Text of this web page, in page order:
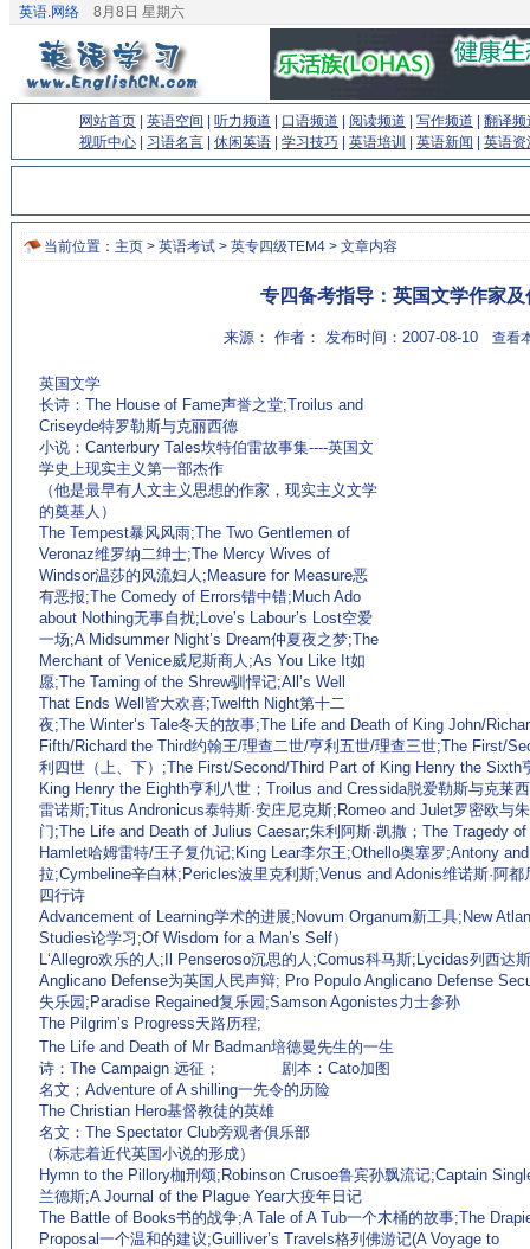
英语.网络 8月8日 星期六
网站首页 英语空间 听力频道 口语频道 阅读频道 写作频道
翻译频
视听中心
习语名言 休闲英语 学习技巧 英语培训 英语新闻 英语资
当前位置： 主页 > 英语考试 > 英专四级TEM4 > 文章内容
专四备考指导：英国文学作家及
来源： 作者： 发布时间：2007-08-10 查看
英国文学
长诗：The House of Fame声誉之堂;Troilus and
Criseyde特罗勒斯与克丽西德
小说：Canterbury Tales坎特伯雷故事集----英国文
学史上现实主义第一部杰作
（他是最早有人文主义思想的作家，现实主义文学
的奠基人）
The Tempest暴风风雨;The Two Gentlemen of
Veronaz维罗纳二绅士;The Mercy Wives of
Windsor温莎的风流妇人;Measure for Measure恶
有恶报;The Comedy of Errors错中错;Much Ado
about Nothing无事自扰;Love’s Labour’s Lost空爱
一场;A Midsummer Night’s Dream仲夏夜之梦;The
Merchant of Venice威尼斯商人;As You Like It如
愿;The Taming of the Shrew驯悍记;All’s Well
That Ends Well皆大欢喜;Twelfth Night第十二
夜;The Winter’s Tale冬天的故事;The Life and Death of King John/
Fifth/Richard the Third约翰王/理查二世/亨利五世/理查三世;The First/
利四世（上、下）;The First/Second/Third Part of King Henry the Sixth
King Henry the Eighth亨利八世；Troilus and Cressida脱爱勒斯与克莱
雷诺斯;Titus Andronicus泰特斯·安庄尼克斯;Romeo and Julet罗密欧与
门;The Life and Death of Julius Caesar;朱利阿斯·凯撒；The Tragedy
Hamlet哈姆雷特/王子复仇记;King Lear李尔王;Othello奥塞罗;Antony
拉;Cymbeline辛白林;Pericles波里克利斯;Venus and Adonis维诺斯·阿
四行诗
Advancement of Learning学术的进展;Novum Organum新工具;New
Studies论学习;Of Wisdom for a Man’s Self）
L‘Allegro欢乐的人;Il Penseroso沉思的人;Comus科马斯;Lycidas列西达
Anglicano Defense为英国人民声辩; Pro Populo Anglicano Defense
失乐园;Paradise Regained复乐园;Samson Agonistes力士参孙
The Pilgrim’s Progress天路历程;
The Life and Death of Mr Badman培德曼先生的一生
诗：The Campaign 远征； 剧本：Cato加图
名文；Adventure of A shilling一先令的历险
The Christian Hero基督教徒的英雄
名文：The Spectator Club旁观者俱乐部
（标志着近代英国小说的形成）
Hymn to the Pillory枷刑颂;Robinson Crusoe鲁宾孙飘流记;Captain
兰德斯;A Journal of the Plague Year大疫年日记
The Battle of Books书的战争;A Tale of A Tub一个木桶的故事;The
Proposal一个温和的建议;Guilliver’s Travels格列佛游记(A Voyage to